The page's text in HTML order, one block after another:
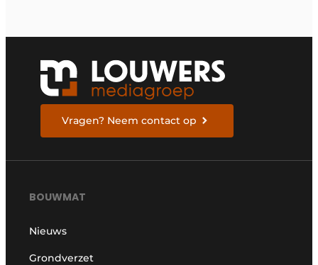
Vragen? Neem contact op
BOUWMAT
Nieuws
Grondverzet